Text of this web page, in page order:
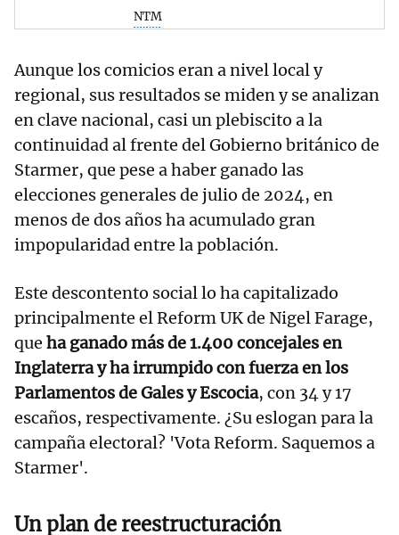
NTM
Aunque los comicios eran a nivel local y
regional, sus resultados se miden y se analizan
en clave nacional, casi un plebiscito a la
continuidad al frente del Gobierno británico de
Starmer, que pese a haber ganado las
elecciones generales de julio de 2024, en
menos de dos años ha acumulado gran
impopularidad entre la población.
Este descontento social lo ha capitalizado
principalmente el Reform UK de Nigel Farage,
que ha ganado más de 1.400 concejales en
Inglaterra y ha irrumpido con fuerza en los
Parlamentos de Gales y Escocia, con 34 y 17
escaños, respectivamente. ¿Su eslogan para la
campaña electoral? 'Vota Reform. Saquemos a
Starmer'.
Un plan de reestructuración